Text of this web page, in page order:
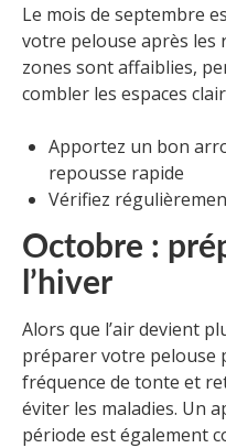
Le mois de septembre
votre pelouse après les
zones sont affaiblies,
combler les espaces
Apportez un bon
repousse rapide
Vérifiez
Octobre :
l’hiver
Alors que l’air devient
préparer votre pelouse
fréquence de tonte et
éviter les maladies. Un
période est également